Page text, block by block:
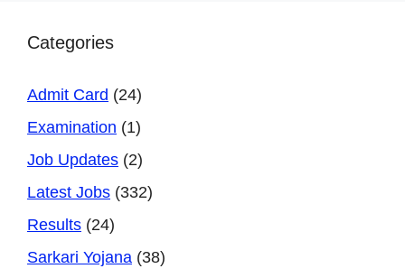
Categories
Admit Card (24)
Examination (1)
Job Updates (2)
Latest Jobs (332)
Results (24)
Sarkari Yojana (38)